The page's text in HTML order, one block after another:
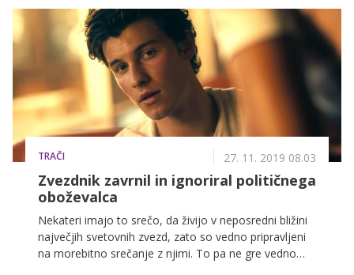
da je čas za spremembo in lase drastično skrajšala.
TRAČI 27. 11. 2019 08.03
Zvezdnik zavrnil in ignoriral političnega
oboževalca
Nekateri imajo to srečo, da živijo v neposredni bližini
največjih svetovnih zvezd, zato so vedno pripravljeni
na morebitno srečanje z njimi. To pa ne gre vedno